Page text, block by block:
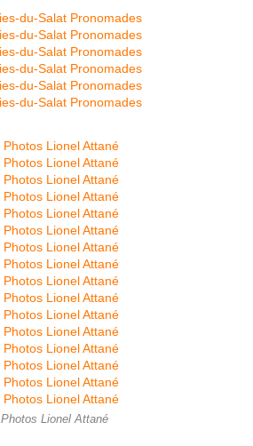
Photos Lionel Attané